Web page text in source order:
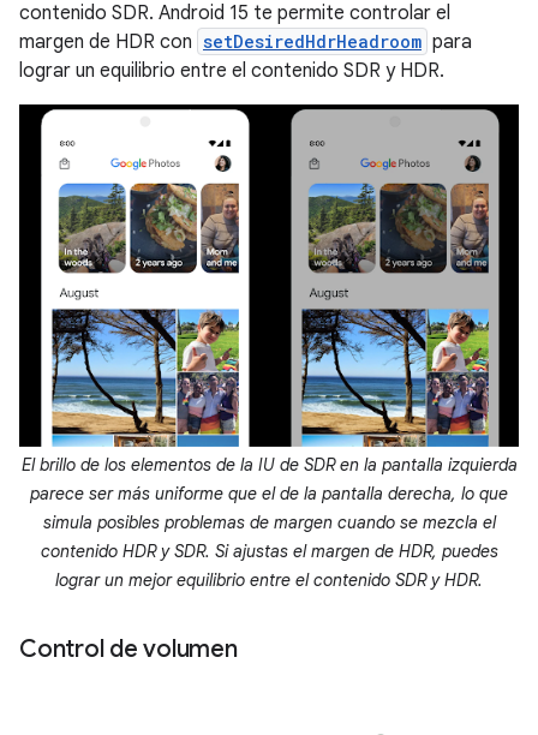
contenido SDR. Android 15 te permite controlar el
margen de HDR con setDesiredHdrHeadroom para
lograr un equilibrio entre el contenido SDR y HDR.
El brillo de los elementos de la IU de SDR en la pantalla izquierda
parece ser más uniforme que el de la pantalla derecha, lo que
simula posibles problemas de margen cuando se mezcla el
contenido HDR y SDR. Si ajustas el margen de HDR, puedes
lograr un mejor equilibrio entre el contenido SDR y HDR.
Control de volumen